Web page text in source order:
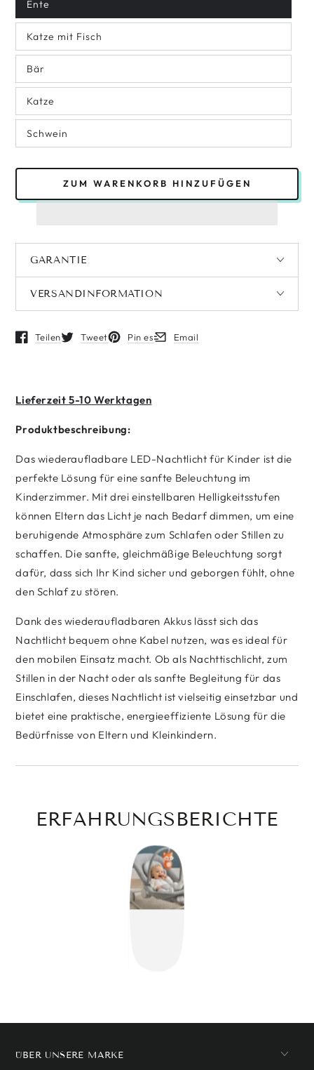
Ente
Katze mit Fisch
Bär
Katze
Schwein
ZUM WARENKORB HINZUFÜGEN
GARANTIE
VERSANDINFORMATION
Teilen
Öffnet in einem neuen Fenster.
Tweet
Öffnet in einem neuen Fenster.
Pin es
Öffnet in einem neuen Fenster.
Email
Öffnet in einem neuen Fenster.
Lieferzeit 5-10 Werktagen
Produktbeschreibung:
Das wiederaufladbare LED-Nachtlicht für Kinder ist die
perfekte Lösung für eine sanfte Beleuchtung im
Kinderzimmer. Mit drei einstellbaren Helligkeitsstufen
können Eltern das Licht je nach Bedarf dimmen, um eine
beruhigende Atmosphäre zum Schlafen oder Stillen zu
schaffen. Die sanfte, gleichmäßige Beleuchtung sorgt
dafür, dass sich Ihr Kind sicher und geborgen fühlt, ohne
den Schlaf zu stören.
Dank des wiederaufladbaren Akkus lässt sich das
Nachtlicht bequem ohne Kabel nutzen, was es ideal für
den mobilen Einsatz macht. Ob als Nachttischlicht, zum
Stillen in der Nacht oder als sanfte Begleitung für das
Einschlafen, dieses Nachtlicht ist vielseitig einsetzbar und
bietet eine praktische, energieeffiziente Lösung für die
Bedürfnisse von Eltern und Kleinkindern.
ERFAHRUNGSBERICHTE
ÜBER UNSERE MARKE